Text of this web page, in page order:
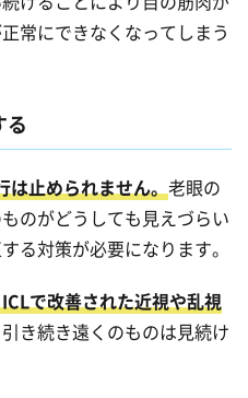
常にできなくなってしまう
る
は止められません。老眼の
のがどうしても見えづらい
る対策が必要になります。
で改善された近視や乱視
き続き遠くのものは見続け